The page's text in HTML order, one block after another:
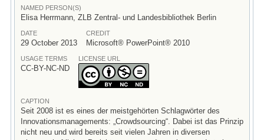
NAMED PERSON(S)
Elisa Herrmann, ZLB Zentral- und Landesbibliothek Berlin
DATE
29 October 2013
CREDIT
Microsoft® PowerPoint® 2010
USAGE TERMS
CC-BY-NC-ND
LICENSE URL
CAPTION
Seit 2008 ist es eines der meistgehörten Schlagwörter des
Innovationsmanagements: „Crowdsourcing“. Dabei ist das Prinzip
nicht neu und wird bereits seit vielen Jahren in diversen